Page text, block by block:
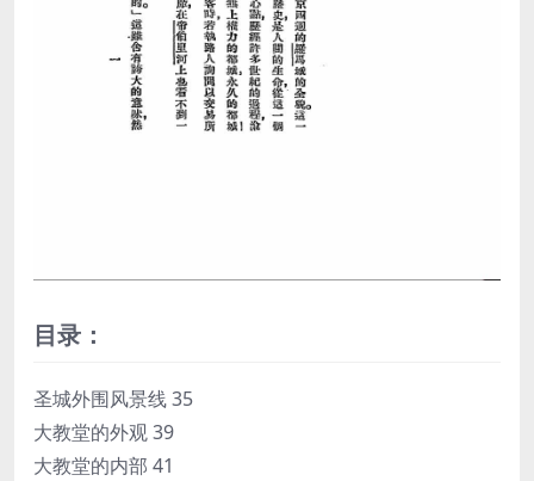
目录：
圣城外围风景线 35
大教堂的外观 39
大教堂的内部 41